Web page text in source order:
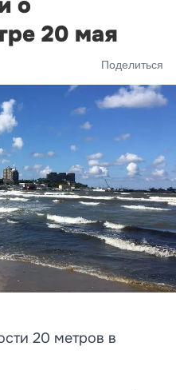
20 мая
Поделиться
20 метров в